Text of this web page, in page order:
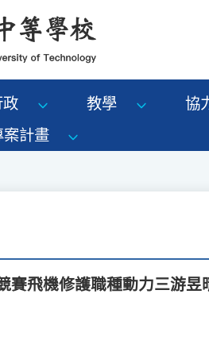
教學 協
案計畫
賽飛機修護職種動力三游昱